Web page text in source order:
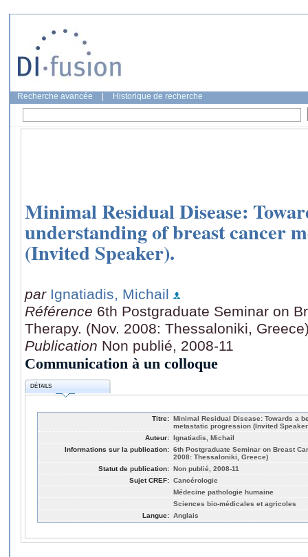
Recherche avancée Historique de recherche
Minimal Residual Disease:
understanding of breast cancer
(Invited Speaker).
par Ignatiadis, Michail
Référence 6th Postgraduate Seminar on
Therapy. (Nov. 2008: Thessaloniki,
Publication Non publié, 2008-11
Communication à un colloque
DÉTAILS
Titre: Minimal Residual Disease: Towards a
metastatic progression (Invited
Auteur: Ignatiadis, Michail
Informations sur la publication: 6th Postgraduate Seminar on Breast
2008: Thessaloniki, Greece)
Statut de publication: Non publié, 2008-11
Sujet CREF: Cancérologie
Médecine pathologie humaine
Sciences bio-médicales et agricoles
Langue: Anglais